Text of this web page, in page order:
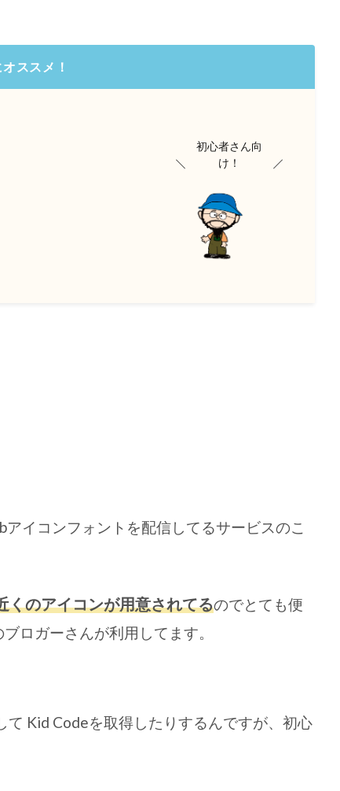
ススメ！
初心者さん向
け！
イコンフォントを配信してるサービスのこ
くのアイコンが用意されてるのでとても便
ロガーさんが利用してます。
Kid Codeを取得したりするんですが、初心